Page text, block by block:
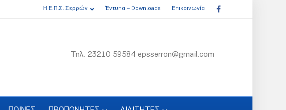
Η Ε.Π.Σ. Σερρών Έντυπα – Downloads Επικοινωνία Facebook
Τηλ. 23210 59584 epsserron@gmail.com